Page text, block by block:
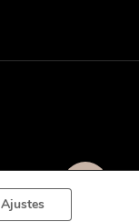
Ajustes